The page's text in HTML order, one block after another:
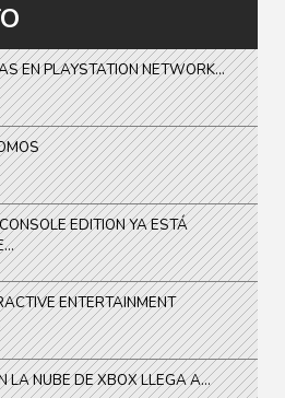
EN PLAYSTATION NETWORK...
EDITION YA ESTÁ
ENTERTAINMENT
LA NUBE DE XBOX LLEGA A...